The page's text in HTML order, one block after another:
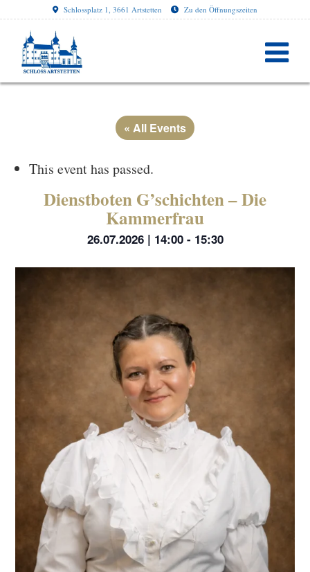
Schlossplatz 1, 3661 Artstetten Zu den Öffnungszeiten
« All Events
This event has passed.
Dienstboten G’schichten – Die
Kammerfrau
26.07.2026 | 14:00- 15:30